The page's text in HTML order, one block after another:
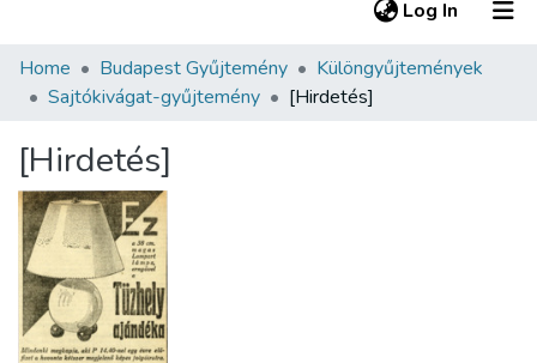
Log In (current)
Communities & Collections
Statistics
About us
Home Budapest Gyűjtemény
Különgyűjtemények
Sajtókivágat-gyűjtemény
[Hirdetés]
[Hirdetés]